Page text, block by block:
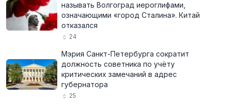
называть Волгоград иероглифами,
означающими «город Сталина». Китай
отказался
24
Мэрия Санкт-Петербурга сократит
должность советника по учёту
критических замечаний в адрес
губернатора
25